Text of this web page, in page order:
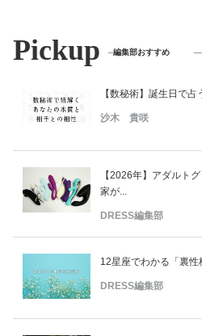
Pickup 編集部おすすめ
【数秘術】誕生日で
沙木 貴咲
【2026年】アダルト
家が...
DRESS編集部
12星座でわかる「裏
DRESS編集部